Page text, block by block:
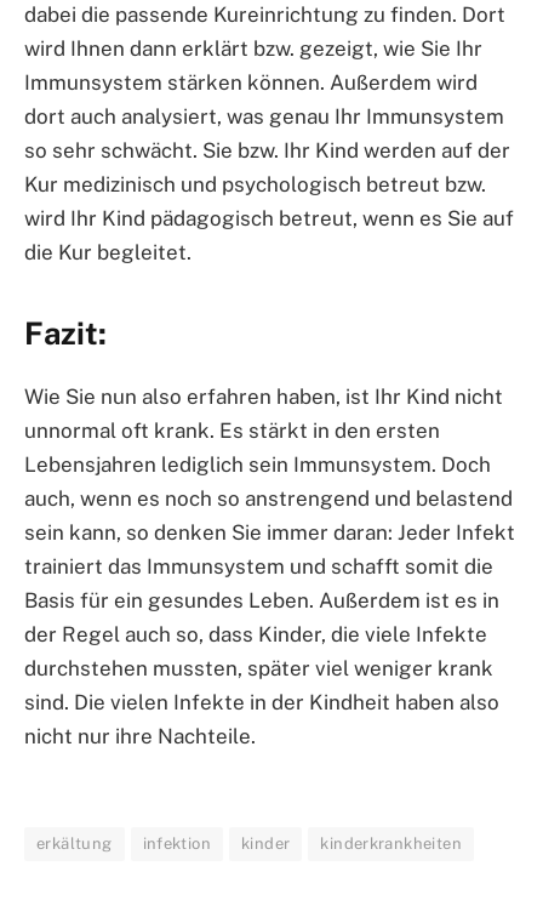
dabei die passende Kureinrichtung zu finden. Dort
wird Ihnen dann erklärt bzw. gezeigt, wie Sie Ihr
Immunsystem stärken können. Außerdem wird
dort auch analysiert, was genau Ihr Immunsystem
so sehr schwächt. Sie bzw. Ihr Kind werden auf der
Kur medizinisch und psychologisch betreut bzw.
wird Ihr Kind pädagogisch betreut, wenn es Sie auf
die Kur begleitet.
Fazit:
Wie Sie nun also erfahren haben, ist Ihr Kind nicht
unnormal oft krank. Es stärkt in den ersten
Lebensjahren lediglich sein Immunsystem. Doch
auch, wenn es noch so anstrengend und belastend
sein kann, so denken Sie immer daran: Jeder Infekt
trainiert das Immunsystem und schafft somit die
Basis für ein gesundes Leben. Außerdem ist es in
der Regel auch so, dass Kinder, die viele Infekte
durchstehen mussten, später viel weniger krank
sind. Die vielen Infekte in der Kindheit haben also
nicht nur ihre Nachteile.
erkältung infektion kinder kinderkrankheiten